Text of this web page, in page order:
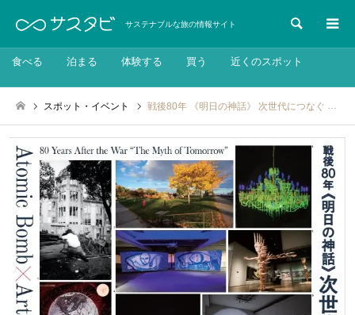
サステナブルな旅の情報サイト 検索
食べる 泊まる 体験する 買う 近くのスポット
スポット・イベント 戦後80年 《明日の神話》 次世代につなぐ 原爆×芸術：2025年7月19日～10月19日